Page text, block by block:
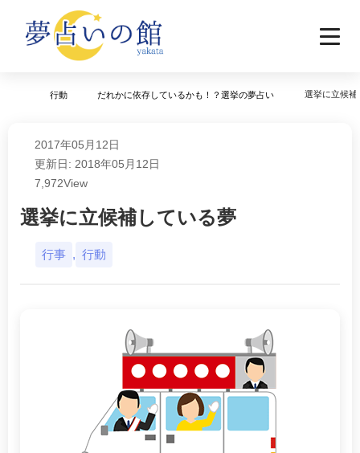
行動 だれかに依存しているかも！？選挙の夢占い 選挙に立候補
2017年05月12日
更新日: 2018年05月12日
7,972View
選挙に立候補している夢
行事 , 行動